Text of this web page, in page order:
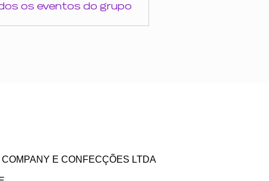
os eventos do grupo
E CONFECÇÕES LTDA